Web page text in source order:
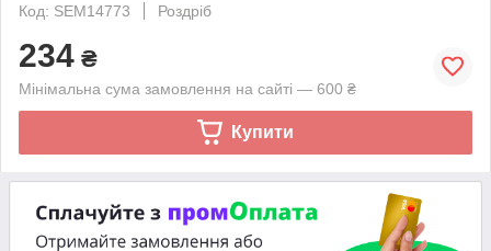
Код: SEM14773
Роздріб
234 ₴
Мінімальна сума замовлення на сайті — 600 ₴
Купити